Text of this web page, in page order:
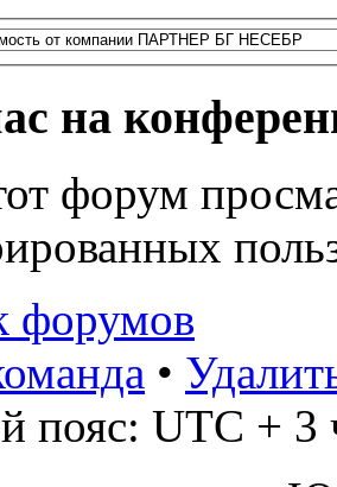
на
форум
форумов
•
пояс: UTC + 3